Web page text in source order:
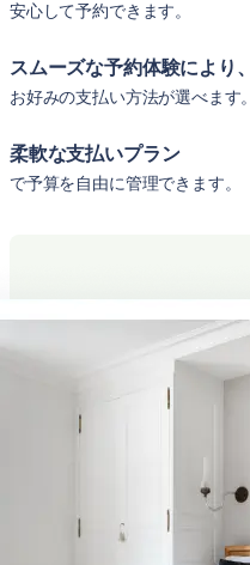
安心して予約できます。
スムーズな予約体験により、
お好みの支払い方法が選べます。
柔軟な支払いプラン
で予算を自由に管理できます。